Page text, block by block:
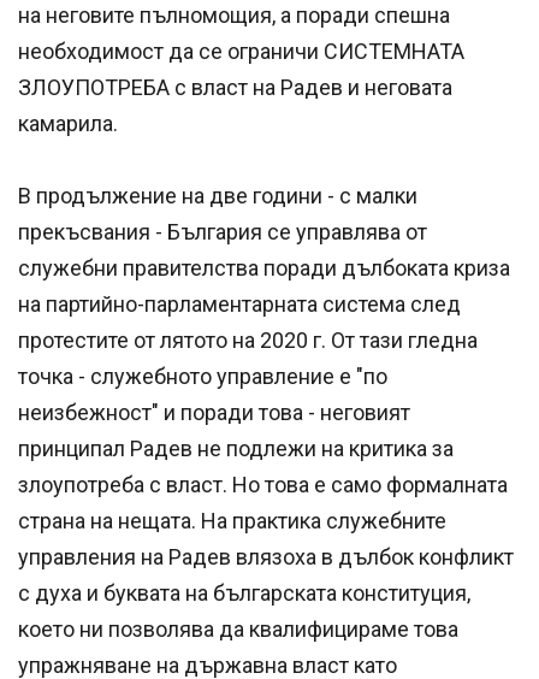
на неговите пълномощия, а поради спешна
необходимост да се ограничи СИСТЕМНАТА
ЗЛОУПОТРЕБА с власт на Радев и неговата
камарила.
В продължение на две години - с малки
прекъсвания - България се управлява от
служебни правителства поради дълбоката криза
на партийно-парламентарната система след
протестите от лятото на 2020 г. От тази гледна
точка - служебното управление е "по
неизбежност" и поради това - неговият
принципал Радев не подлежи на критика за
злоупотреба с власт. Но това е само формалната
страна на нещата. На практика служебните
управления на Радев влязоха в дълбок конфликт
с духа и буквата на българската конституция,
което ни позволява да квалифицираме това
упражняване на държавна власт като